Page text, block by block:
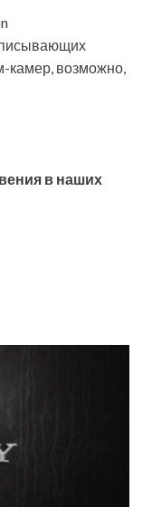
камер, возможно,
в наших